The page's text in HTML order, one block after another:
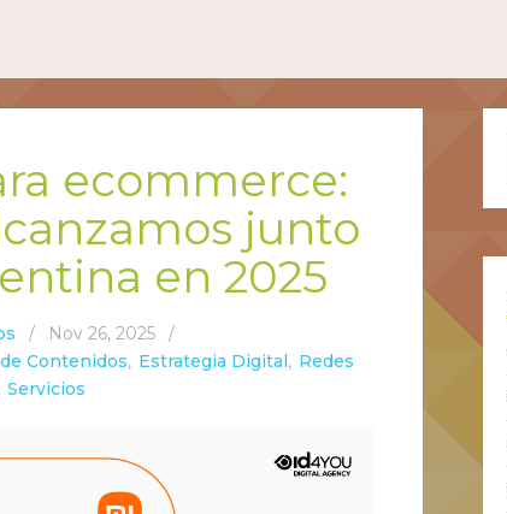
ecommerce:
junto
en 2025
/ Nov 26, 2025
/
Contenidos, Estrategia Digital, Redes
Servicios